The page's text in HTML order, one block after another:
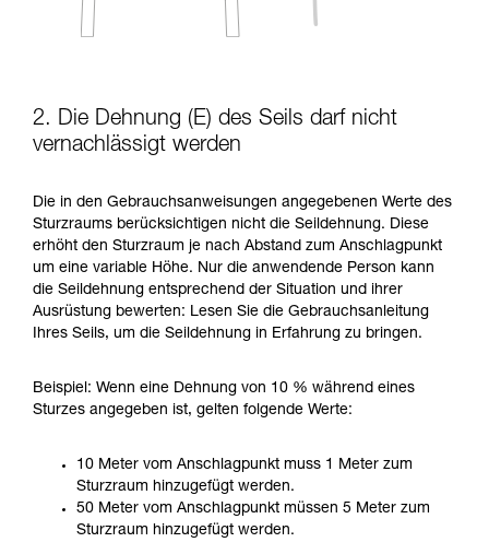
2. Die Dehnung (E) des Seils darf nicht
vernachlässigt werden
Die in den Gebrauchsanweisungen angegebenen Werte des
Sturzraums berücksichtigen nicht die Seildehnung. Diese
erhöht den Sturzraum je nach Abstand zum Anschlagpunkt
um eine variable Höhe. Nur die anwendende Person kann
die Seildehnung entsprechend der Situation und ihrer
Ausrüstung bewerten: Lesen Sie die Gebrauchsanleitung
Ihres Seils, um die Seildehnung in Erfahrung zu bringen.
Beispiel: Wenn eine Dehnung von 10 % während eines
Sturzes angegeben ist, gelten folgende Werte:
10 Meter vom Anschlagpunkt muss 1 Meter zum
Sturzraum hinzugefügt werden.
50 Meter vom Anschlagpunkt müssen 5 Meter zum
Sturzraum hinzugefügt werden.